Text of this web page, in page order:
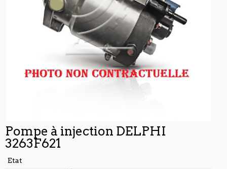
Pompe à injection DELPHI
3263F621
Etat